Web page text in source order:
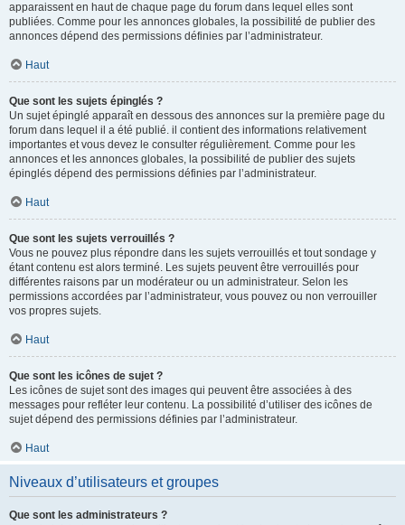
apparaissent en haut de chaque page du forum dans lequel elles sont
publiées. Comme pour les annonces globales, la possibilité de publier des
annonces dépend des permissions définies par l’administrateur.
Haut
Que sont les sujets épinglés ?
Un sujet épinglé apparaît en dessous des annonces sur la première page du
forum dans lequel il a été publié. il contient des informations relativement
importantes et vous devez le consulter régulièrement. Comme pour les
annonces et les annonces globales, la possibilité de publier des sujets
épinglés dépend des permissions définies par l’administrateur.
Haut
Que sont les sujets verrouillés ?
Vous ne pouvez plus répondre dans les sujets verrouillés et tout sondage y
étant contenu est alors terminé. Les sujets peuvent être verrouillés pour
différentes raisons par un modérateur ou un administrateur. Selon les
permissions accordées par l’administrateur, vous pouvez ou non verrouiller
vos propres sujets.
Haut
Que sont les icônes de sujet ?
Les icônes de sujet sont des images qui peuvent être associées à des
messages pour refléter leur contenu. La possibilité d’utiliser des icônes de
sujet dépend des permissions définies par l’administrateur.
Haut
Niveaux d’utilisateurs et groupes
Que sont les administrateurs ?